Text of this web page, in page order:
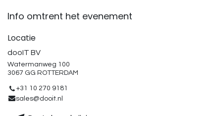
Info omtrent het evenement
Locatie
dooIT BV
Watermanweg 100
3067 GG ROTTERDAM
+31 10 270 9181
sales@dooit.nl